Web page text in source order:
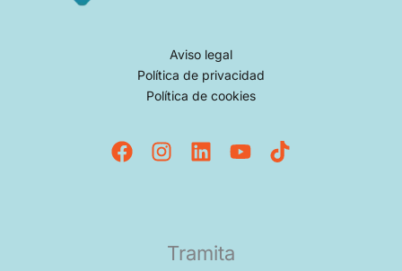
Aviso legal
Política de privacidad
Política de cookies
Tramita